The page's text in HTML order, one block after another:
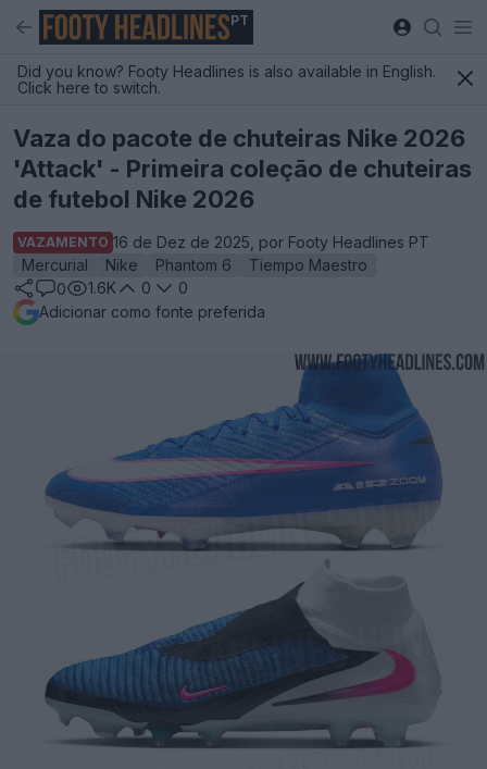
PT
Did you know? Footy Headlines is also available in English.
Click here to switch.
Vaza do pacote de chuteiras Nike 2026
'Attack' - Primeira coleção de chuteiras
de futebol Nike 2026
VAZAMENTO 16 de Dez de 2025, por Footy Headlines PT
Mercurial
Nike Phantom 6
Tiempo Maestro
0
1.6K 0
0
Adicionar como fonte preferida